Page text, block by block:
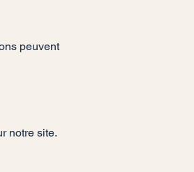
peuvent
notre site.